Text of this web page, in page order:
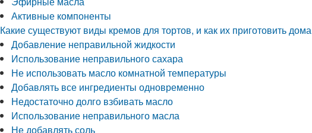
Активные компоненты
Какие существуют виды кремов для тортов, и как их приготовить дома
Добавление неправильной жидкости
Использование неправильного сахара
Не использовать масло комнатной температуры
Добавлять все ингредиенты одновременно
Недостаточно долго взбивать масло
Использование неправильного масла
Не добавлять соль